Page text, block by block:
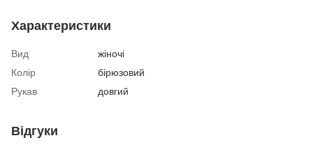
Характеристики
Вид
жіночі
Колір
бірюзовий
Рукав
довгий
Відгуки